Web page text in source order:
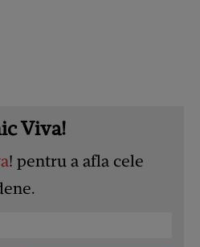
Viva!
! pentru a afla cele